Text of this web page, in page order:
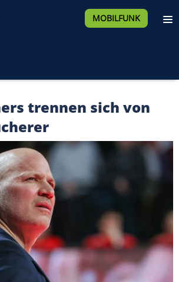
MOBILFUNK
trennen sich von